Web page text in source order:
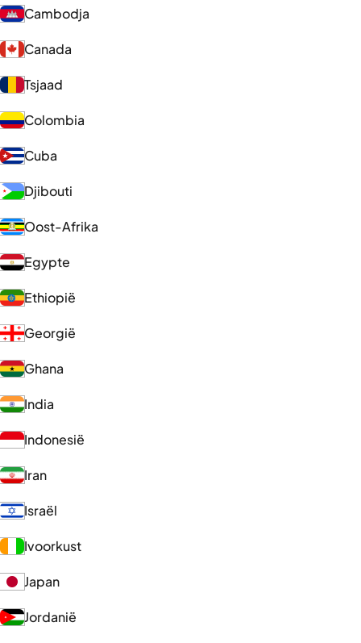
Cambodja
Canada
Tsjaad
Colombia
Cuba
Djibouti
Oost-Afrika
Egypte
Ethiopië
Georgië
Ghana
India
Indonesië
Iran
Israël
Ivoorkust
Japan
Jordanië